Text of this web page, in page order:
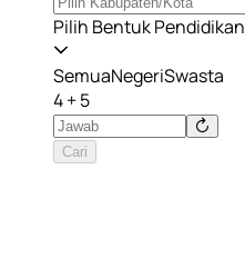
Pilih Bentuk Pendidikan
SemuaNegeriSwasta
4 + 5
Cari